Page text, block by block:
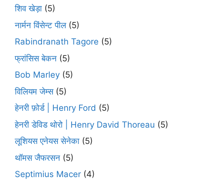
शिव खेड़ा (5)
नार्मन विंसेन्ट पील(5)
Rabindranath Tagore (5)
फ्रांसिस बेकन (5)
Bob Marley (5)
विलियम जेम्स(5)
हेनरी फ़ोर्ड | Henry Ford (5)
हेनरी डेविड थोरो | Henry David Thoreau (5)
लूशियस एनेयस सेनेका (5)
थॉमस जैफरसन (5)
Septimius Macer (4)